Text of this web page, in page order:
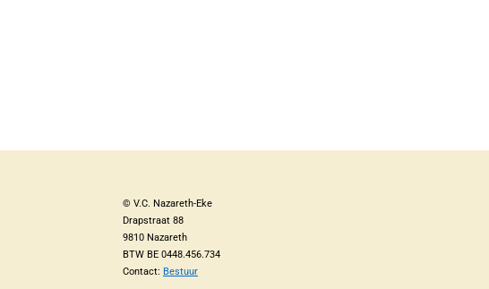
© V.C. Nazareth-Eke
Drapstraat 88
9810 Nazareth
BTW BE 0448.456.734
Contact: Bestuur